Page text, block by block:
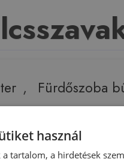
,
Fürdőszoba
,
használ
tartalom, a hirdetések